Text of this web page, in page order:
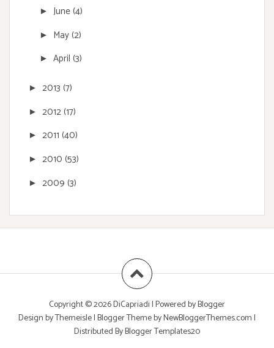
► June(4)
► May(2)
► April (3)
► 2013 (7)
► 2012(17)
► 2011 (40)
► 2010 (53)
► 2009 (3)
Copyright ©2026DiCapriadi| Powered byBlogger
Design byThemeisle| Blogger Theme byNewBloggerThemes.com|
Distributed ByBlogger Templates20